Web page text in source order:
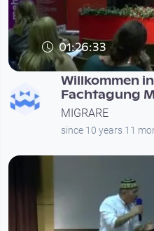
01:26:33
Willkommen
Fachtagung
MIGRARE
since 10 years 11